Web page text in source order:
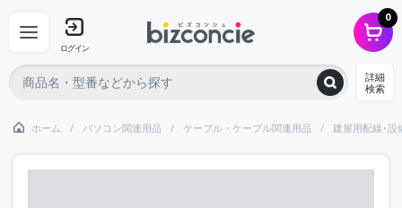
ログイン
0
詳細
検索
ホーム パソコン関連用品 ケーブル・ケーブル関連用品 建屋用配線･設